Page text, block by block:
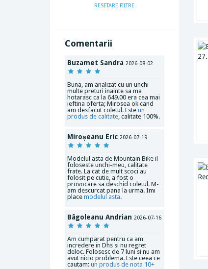
RESETARE FILTRE
Comentarii
Buzamet Sandra 2026-08-02
Buna, am analizat cu un unchi
multe preturi inainte sa ma
hotarasc ca la 649.00 era cea mai
ieftina oferta; Mirosea ok cand
am desfacut coletul. Este un
produs de calitate, calitate 100%.
Miroșeanu Eric 2026-07-19
Modelul asta de Mountain Bike il
foloseste unchi-meu, calitate
frate. La cat de mult scoci au
folosit pe cutie, a fost o
provocare sa deschid coletul. M-
am descurcat pana la urma. Imi
place modelul asta.
Bâgoleanu Andrian 2026-07-16
Am cumparat pentru ca am
incredere in Dhs si nu regret
deloc. Folosesc de 7 luni si nu am
avut nicio problema. Este ceea ce
cautam: un produs de nota 10+